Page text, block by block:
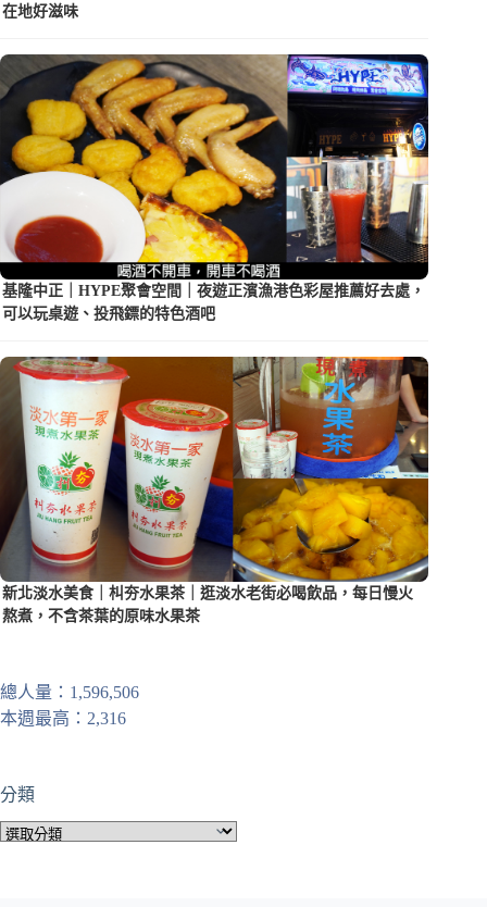
在地好滋味
基隆中正｜HYPE聚會空間｜夜遊正濱漁港色彩屋推薦好去處，
可以玩桌遊、投飛鏢的特色酒吧
新北淡水美食｜朻夯水果茶｜逛淡水老街必喝飲品，每日慢火
熬煮，不含茶葉的原味水果茶
總人量：1,596,506
本週最高：2,316
分類
分